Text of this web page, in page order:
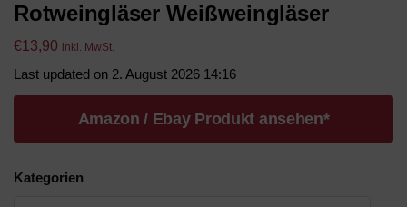
Rotweingläser Weißweingläser
€13,90 inkl. MwSt.
Last updated on 2. August 2026 14:16
Amazon / Ebay Produkt ansehen*
Kategorien